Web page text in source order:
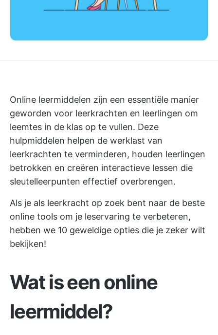
Online leermiddelen zijn een essentiële manier
geworden voor leerkrachten en leerlingen om
leemtes in de klas op te vullen. Deze
hulpmiddelen helpen de werklast van
leerkrachten te verminderen, houden leerlingen
betrokken en creëren interactieve lessen die
sleutelleerpunten effectief overbrengen.
Als je als leerkracht op zoek bent naar de beste
online tools om je leservaring te verbeteren,
hebben we 10 geweldige opties die je zeker wilt
bekijken!
Wat is een online
leermiddel?